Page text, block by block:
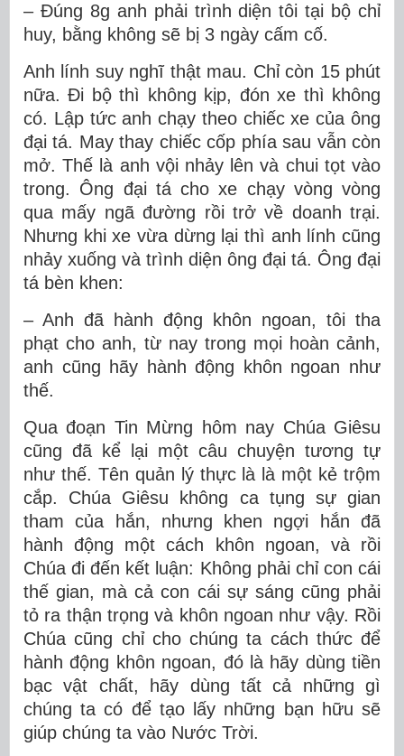
– Đúng 8g anh phải trình diện tôi tại bộ chỉ
huy, bằng không sẽ bị 3 ngày cấm cố.
Anh lính suy nghĩ thật mau. Chỉ còn 15 phút
nữa. Đi bộ thì không kịp, đón xe thì không
có. Lập tức anh chạy theo chiếc xe của ông
đại tá. May thay chiếc cốp phía sau vẫn còn
mở. Thế là anh vội nhảy lên và chui tọt vào
trong. Ông đại tá cho xe chạy vòng vòng
qua mấy ngã đường rồi trở về doanh trại.
Nhưng khi xe vừa dừng lại thì anh lính cũng
nhảy xuống và trình diện ông đại tá. Ông đại
tá bèn khen:
– Anh đã hành động khôn ngoan, tôi tha
phạt cho anh, từ nay trong mọi hoàn cảnh,
anh cũng hãy hành động khôn ngoan như
thế.
Qua đoạn Tin Mừng hôm nay Chúa Giêsu
cũng đã kể lại một câu chuyện tương tự
như thế. Tên quản lý thực là là một kẻ trộm
cắp. Chúa Giêsu không ca tụng sự gian
tham của hắn, nhưng khen ngợi hắn đã
hành động một cách khôn ngoan, và rồi
Chúa đi đến kết luận: Không phải chỉ con cái
thế gian, mà cả con cái sự sáng cũng phải
tỏ ra thận trọng và khôn ngoan như vậy. Rồi
Chúa cũng chỉ cho chúng ta cách thức để
hành động khôn ngoan, đó là hãy dùng tiền
bạc vật chất, hãy dùng tất cả những gì
chúng ta có để tạo lấy những bạn hữu sẽ
giúp chúng ta vào Nước Trời.